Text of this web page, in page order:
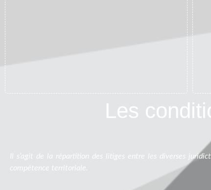
Les
Il s’agit de la répartition des litiges entre les diverses
compétence territoriale.